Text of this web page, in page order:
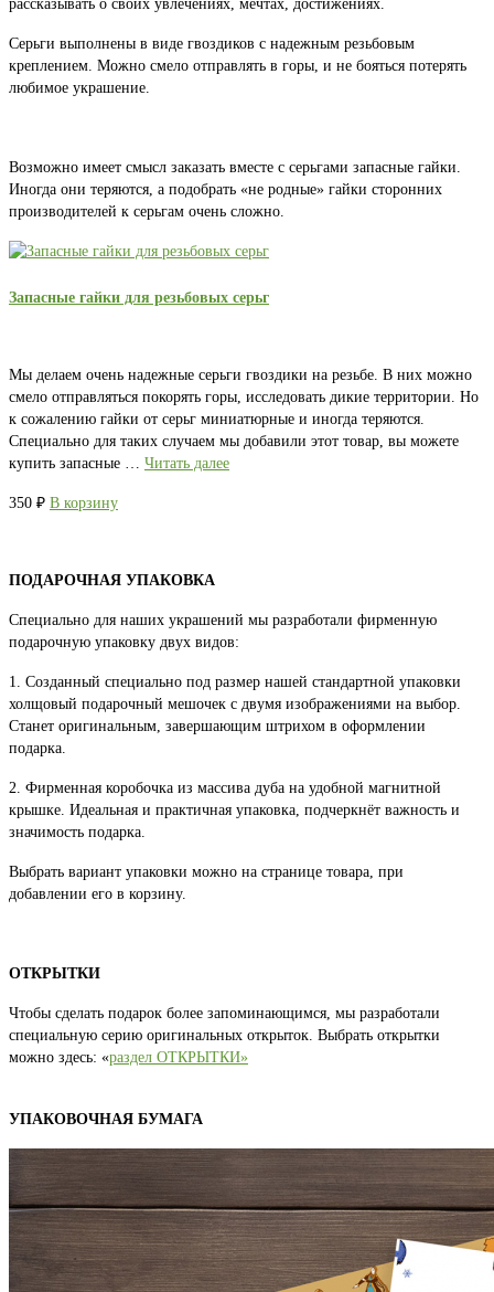
рассказывать о своих увлечениях, мечтах, достижениях.
Серьги выполнены в виде гвоздиков с надежным резьбовым
креплением. Можно смело отправлять в горы, и не бояться потерять
любимое украшение.
Возможно имеет смысл заказать вместе с серьгами запасные гайки.
Иногда они теряются, а подобрать «не родные» гайки сторонних
производителей к серьгам очень сложно.
Запасные гайки для резьбовых серьг
Мы делаем очень надежные серьги гвоздики на резьбе. В них можно
смело отправляться покорять горы, исследовать дикие территории. Но
к сожалению гайки от серьг миниатюрные и иногда теряются.
Специально для таких случаем мы добавили этот товар, вы можете
купить запасные … Читать далее
350 ₽ В корзину
ПОДАРОЧНАЯ УПАКОВКА
Специально для наших украшений мы разработали фирменную
подарочную упаковку двух видов:
1. Созданный специально под размер нашей стандартной упаковки
холщовый подарочный мешочек с двумя изображениями на выбор.
Станет оригинальным, завершающим штрихом в оформлении
подарка.
2. Фирменная коробочка из массива дуба на удобной магнитной
крышке. Идеальная и практичная упаковка, подчеркнёт важность и
значимость подарка.
Выбрать вариант упаковки можно на странице товара, при
добавлении его в корзину.
ОТКРЫТКИ
Чтобы сделать подарок более запоминающимся, мы разработали
специальную серию оригинальных открыток. Выбрать открытки
можно здесь: «раздел ОТКРЫТКИ»
УПАКОВОЧНАЯ БУМАГА